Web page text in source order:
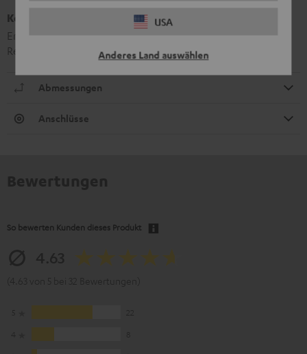
USA
Anderes Land auswählen
Kombo 42 Bluetooth Dongle
Ermöglicht Bluetooth-Streamen über den Kombo 42
Receiver
Abmessungen
Anschlüsse
So bewerten Kunden dieses Produkt